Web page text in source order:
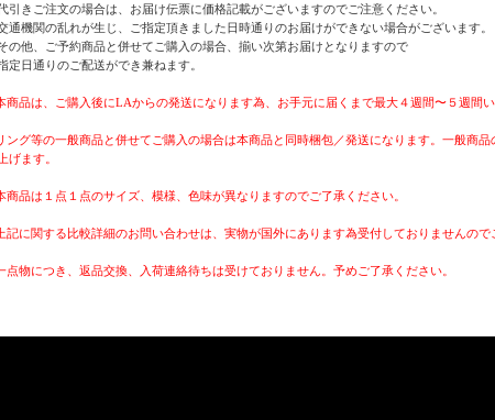
引きご注文の場合は、お届け伝票に価格記載がございますのでご注意ください。
通機関の乱れが生じ、ご指定頂きました日時通りのお届けができない場合がございます。
の他、ご予約商品と併せてご購入の場合、揃い次第お届けとなりますので
定日通りのご配送ができ兼ねます。
商品は、ご購入後にLAからの発送になります為、お手元に届くまで最大４週間〜５週間い
ング等の一般商品と併せてご購入の場合は本商品と同時梱包／発送になります。一般商
げます。
商品は１点１点のサイズ、模様、色味が異なりますのでご了承ください。
記に関する比較詳細のお問い合わせは、実物が国外にあります為受付しておりませんので
点物につき、返品交換、入荷連絡待ちは受けておりません。予めご了承ください。